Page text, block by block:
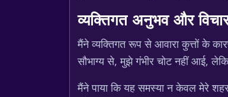
व्यक्तिगत अनुभव और
मैंने व्यक्तिगत रूप से आवारा कुत्तों के
सौभाग्य से, मुझे गंभीर चोट नहीं आई,
मैंने पाया कि यह समस्या न केवल मेरे